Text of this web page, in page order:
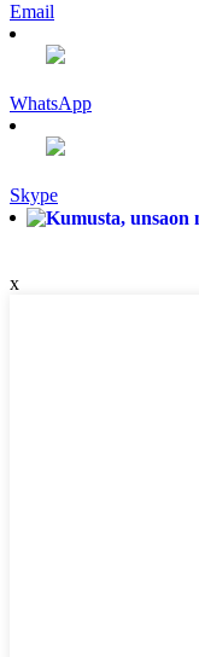
Email
WhatsApp
Skype
x